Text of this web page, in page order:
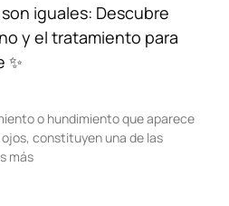
iguales: Descubre
y el tratamiento para
✨
o hundimiento que aparece
constituyen una de las
más